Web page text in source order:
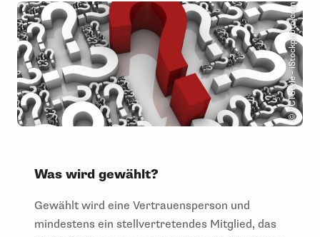
© VCTStyle - iStockphoto.com
Was wird gewählt?
Gewählt wird eine Vertrauensperson und
mindestens ein stellvertretendes Mitglied, das